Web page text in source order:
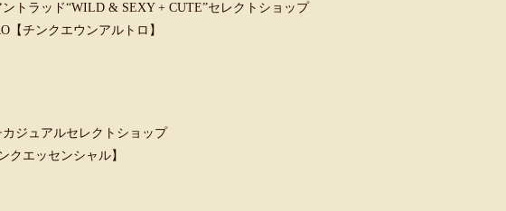
トラッド“WILD & SEXY + CUTE”セレクトショップ
【チンクエウンアルトロ】
ジュアルセレクトショップ
クエッセンシャル】